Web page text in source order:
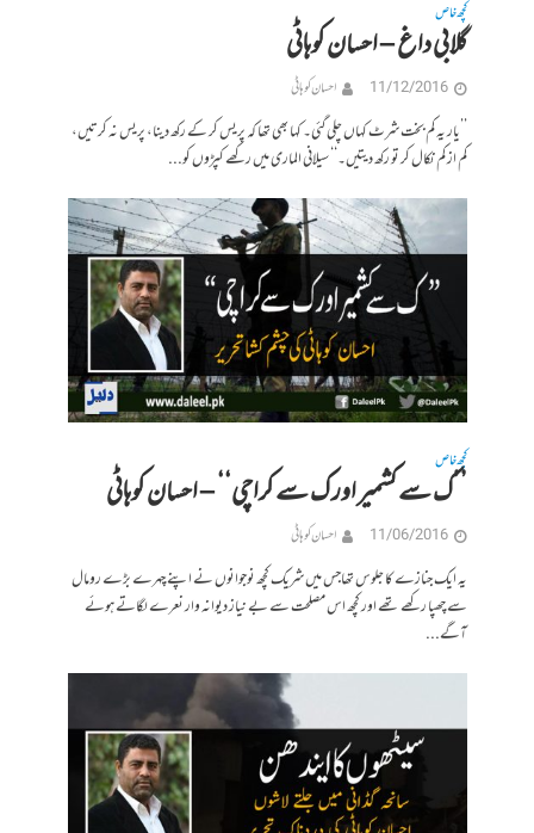
کچھ خاص
گلابی داغ – احسان کوہاٹی
11/12/2016 احسان کوہاٹی
’’یار یہ کم بخت شرٹ کہاں چلی گئی۔ کہا بھی تھا کہ پریس کر کے رکھ دینا، پریس نہ کرتیں،
کم از کم نکال کر تو رکھ دیتیں۔‘‘ سیلانی الماری میں رکھے کپڑوں کو...
کچھ خاص
’’ک سے کشمیر اور ک سے کراچی‘‘ – احسان کوہاٹی
11/06/2016 احسان کوہاٹی
یہ ایک جنازے کا جلوس تھاجس میں شریک کچھ نوجوانوں نے اپنے چہرے بڑے رومال
سے چھپا رکھے تھے اور کچھ اس مصلحت سے بے نیاز دیوانہ وار نعرے لگاتے ہوئے
آگے...